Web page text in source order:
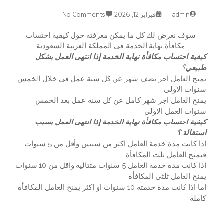
admin فبراير 12, 2026
سوف نعرض لك كل ما يمكن معرفته حول كيفية احتساب
مكافأة نهاية الخدمة فى المملكة العربية السعودية
كيفية احتساب مكافأة نهاية الخدمة إذا انتهى العمل بشكل
طبيعي؟
يمنح العامل اجر نصف شهر عن كل سنة عمل فى خلال الخمس
سنوات الاولى
يمنح العامل اجر شهر كامل عن كل سنة عمل بعد الخمس
سنوات العمل الاولى
كيفية احتساب مكافأة نهاية الخدمة إذا انتهى العمل بسبب
استقالة ؟
اذا كانت مدة خدمة العامل اكثر من سنتين وأقل من 5 سنوات
فيمنح العامل ثلث المكافأة
اذا كانت مدة خدمة العامل 5 سنوات متتالية واقل من 10 سنوات
يمنح العامل ثلثى المكافأة
اما اذا كانت مدة خدمته 10 سنوات او اكثر يمنح العامل المكافأة
كاملة